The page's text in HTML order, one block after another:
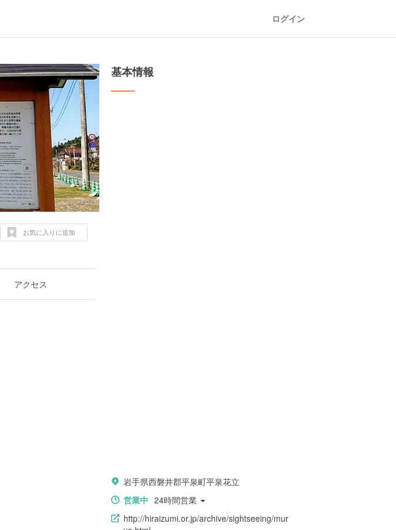
ログイン
お気に入りに追加
アクセス
基本情報
岩手県西磐井郡平泉町平泉花立
営業中 24時間営業
http://hiraizumi.or.jp/archive/sightseeing/mur